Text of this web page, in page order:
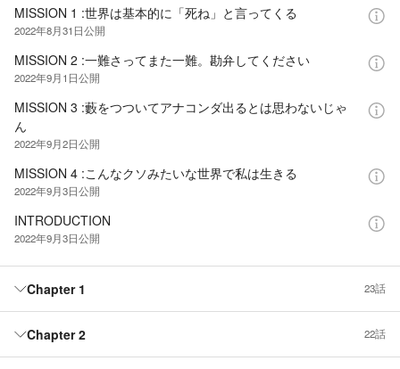
MISSION 1 :世界は基本的に「死ね」と言ってくる
2022年8月31日公開
MISSION 2 :一難さってまた一難。勘弁してください
2022年9月1日公開
MISSION 3 :藪をつついてアナコンダ出るとは思わないじゃ
ん
2022年9月2日公開
MISSION 4 :こんなクソみたいな世界で私は生きる
2022年9月3日公開
INTRODUCTION
2022年9月3日公開
Chapter 1 23話
Chapter 2 22話